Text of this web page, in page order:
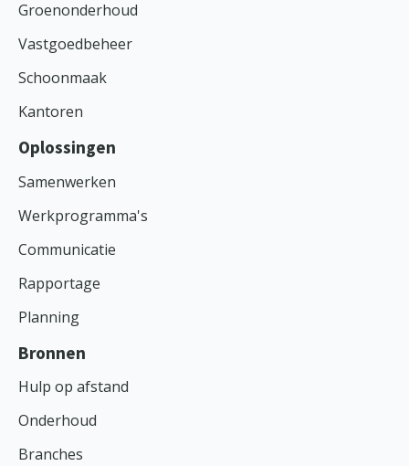
Groenonderhoud
Vastgoedbeheer
Schoonmaak
Kantoren
Oplossingen
Samenwerken
Werkprogramma's
Communicatie
Rapportage
Planning
Bronnen
Hulp op afstand
Onderhoud
Branches